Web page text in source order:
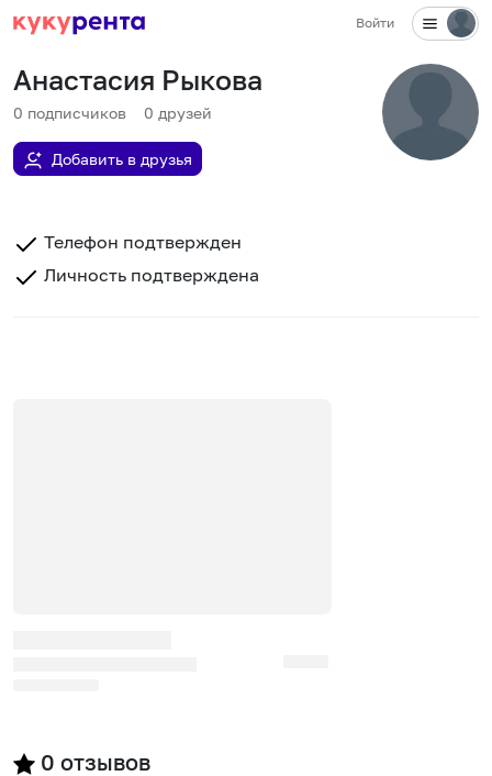
Войти
Анастасия Рыкова
0 подписчиков 0 друзей
Добавить в друзья
Телефон подтвержден
Личность подтверждена
0 отзывов